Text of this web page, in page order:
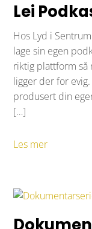
Lei
Hos Lyd i
lage sin egen
riktig plattform
ligger der for
produsert din
[…]
Les mer